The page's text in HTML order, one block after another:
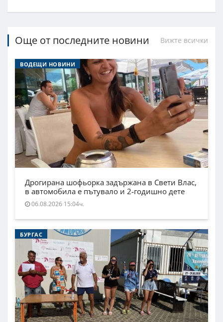
Още от последните новини Вижте всички
ВОДЕЩИ НОВИНИ
Дрогирана шофьорка задържана в Свети Влас,
в автомобила е пътувало и 2-годишно дете
06.08.2026 15:04ч.
БУРГАС